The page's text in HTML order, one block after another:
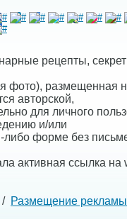
рецепты,
фото), размещенная
авторской,
для личного
и/или
либо форме без
активная ссылка на
/ Размещение рекламы